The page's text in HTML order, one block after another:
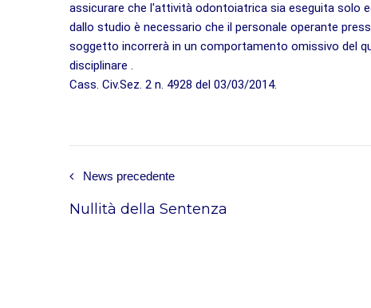
assicurare che l'attività odontoiatrica sia eseguita solo
dallo studio è necessario che il personale operante
soggetto incorrerà in un comportamento omissivo del
disciplinare .
Cass. Civ.Sez. 2 n. 4928 del 03/03/2014.
News precedente
Nullità della Sentenza